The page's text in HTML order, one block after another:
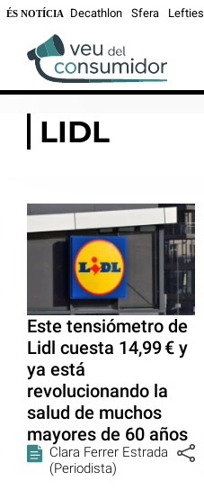
ÉS NOTÍCIA Decathlon Sfera Lefties
LIDL
Este tensiómetro de
Lidl cuesta 14,99 € y
ya está
revolucionando la
salud de muchos
mayores de 60 años
Clara Ferrer Estrada
(Periodista)